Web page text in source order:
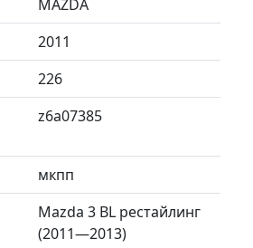
MAZDA
2011
226
z6a07385
мкпп
Mazda 3 BL рестайлинг
(2011—2013)